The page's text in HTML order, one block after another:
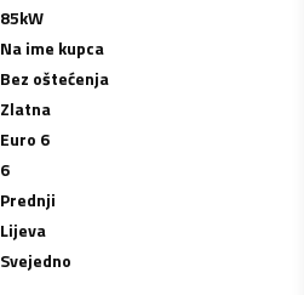
85kW
Na ime kupca
Bez oštećenja
Zlatna
Euro 6
6
Prednji
Lijeva
Svejedno